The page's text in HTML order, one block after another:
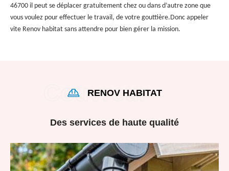
46700 il peut se déplacer gratuitement chez ou dans d’autre zone que
vous voulez pour effectuer le travail, de votre gouttière.Donc appeler
vite Renov habitat sans attendre pour bien gérer la mission.
RENOV HABITAT
Des services de haute qualité